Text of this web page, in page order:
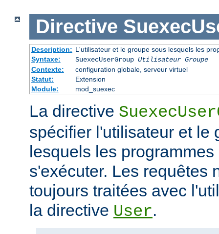
Directive
Description: L'utilisateur et le groupe sous lesquels les
Syntaxe:
SuexecUserGroup Utilisateur Groupe
Contexte:
configuration globale, serveur virtuel
Statut:
Extension
Module:
mod_suexec
La directive
spécifier l'utilisateur et le
lesquels les
s'exécuter. Les requêtes
toujours traitées avec
la directive User.